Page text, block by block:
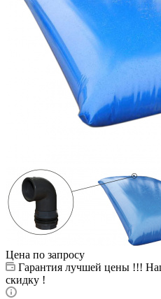
Цена по запросу
Гарантия лучшей цены !!!
скидку !